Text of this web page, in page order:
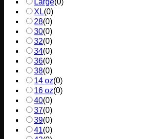
XL(0)
28(0)
30(0)
32(0)
34(0)
36(0)
38(0)
14 oz(0)
16 oz(0)
40(0)
37(0)
39(0)
41(0)